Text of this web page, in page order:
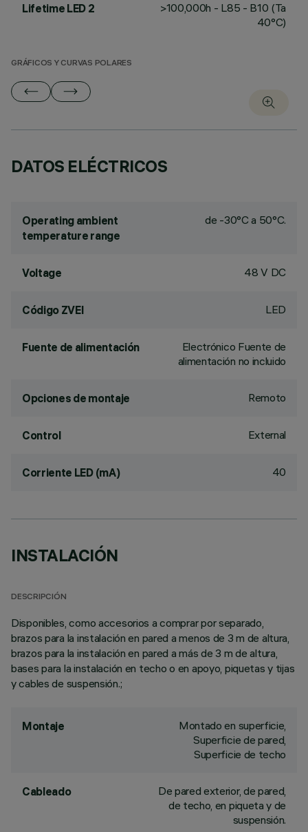
Lifetime LED 2
>100,000h - L85 - B10 (Ta
40°C)
GRÁFICOS Y CURVAS POLARES
DATOS ELÉCTRICOS
Operating ambient
temperature range
de -30°C a 50°C.
Voltage 48 V DC
Código ZVEI LED
Fuente de alimentación
Electrónico Fuente de
alimentación no incluido
Opciones de montaje Remoto
Control External
Corriente LED (mA) 40
INSTALACIÓN
DESCRIPCIÓN
Disponibles, como accesorios a comprar por separado,
brazos para la instalación en pared a menos de 3 m de altura,
brazos para la instalación en pared a más de 3 m de altura,
bases para la instalación en techo o en apoyo, piquetas y tijas
y cables de suspensión.;
Montaje
Montado en superficie,
Superficie de pared,
Superficie de techo
Cableado
De pared exterior, de pared,
de techo, en piqueta y de
suspensión.